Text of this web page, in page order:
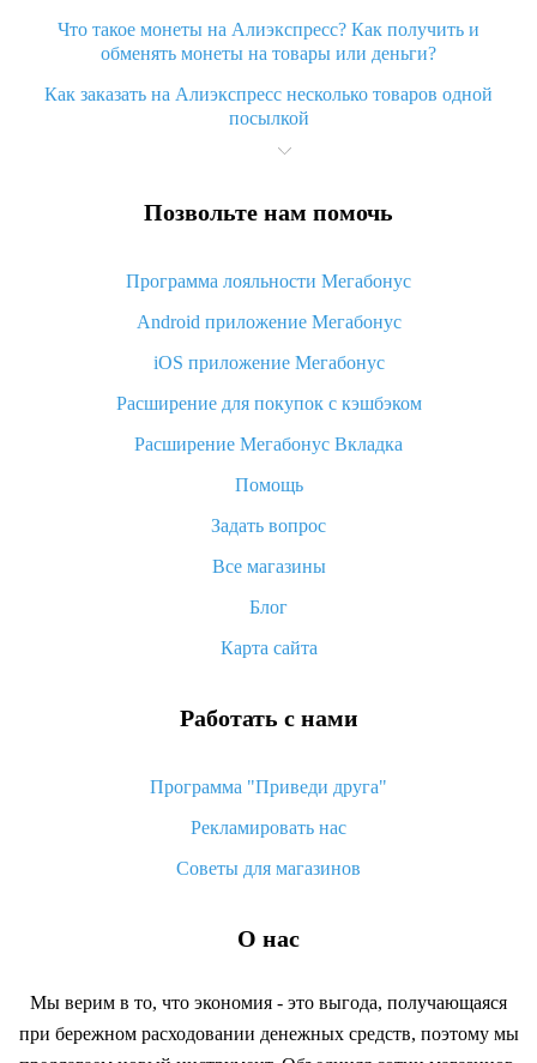
Что такое монеты на Алиэкспресс? Как получить и
обменять монеты на товары или деньги?
Как заказать на Алиэкспресс несколько товаров одной
посылкой
Что значит статус «Заказ закрыт» на Алиэкспресс и что
Что делать, если Алиэкспресс просит ввести паспортные
Как узнать, куда пришла посылка с Алиэкспресс
Вы отменили заказ на Алиэкспресс, когда вернут деньги?
Что такое баллы на Алиэкспресс, как их получить и
«AliExpress Standard Shipping»: что это за метод доставки и
как его отслеживать
Как покупать оптом на Алиэкспресс
Что делать, если не пришел товар с Алиэкспресс
возврата денег
Позвольте нам помочь
Программа лояльности Мегабонус
Android приложение Мегабонус
iOS приложение Мегабонус
Расширение для покупок с кэшбэком
Расширение Мегабонус Вкладка
Помощь
Задать вопрос
Все магазины
Блог
Карта сайта
Работать с нами
Программа "Приведи друга"
Рекламировать нас
Советы для магазинов
О нас
Мы верим в то, что экономия - это выгода, получающаяся
при бережном расходовании денежных средств, поэтому мы